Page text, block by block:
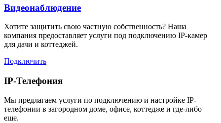
Видеонаблюдение
Хотите защитить свою частную собственность? Наша
компания предоставляет услуги под подключению IP-камер
для дачи и коттеджей.
Подключить
IP-Телефония
Мы предлагаем услуги по подключению и настройке IP-
телефонии в загородном доме, офисе, коттедже и где-либо
еще.